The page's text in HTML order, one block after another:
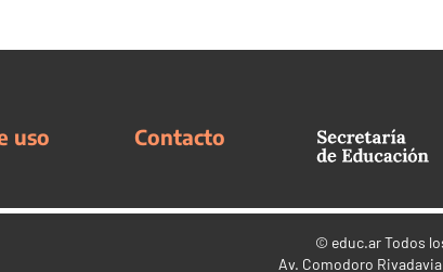
uso Contacto
© educ.arTodos
Av. Comodoro Rivadavia